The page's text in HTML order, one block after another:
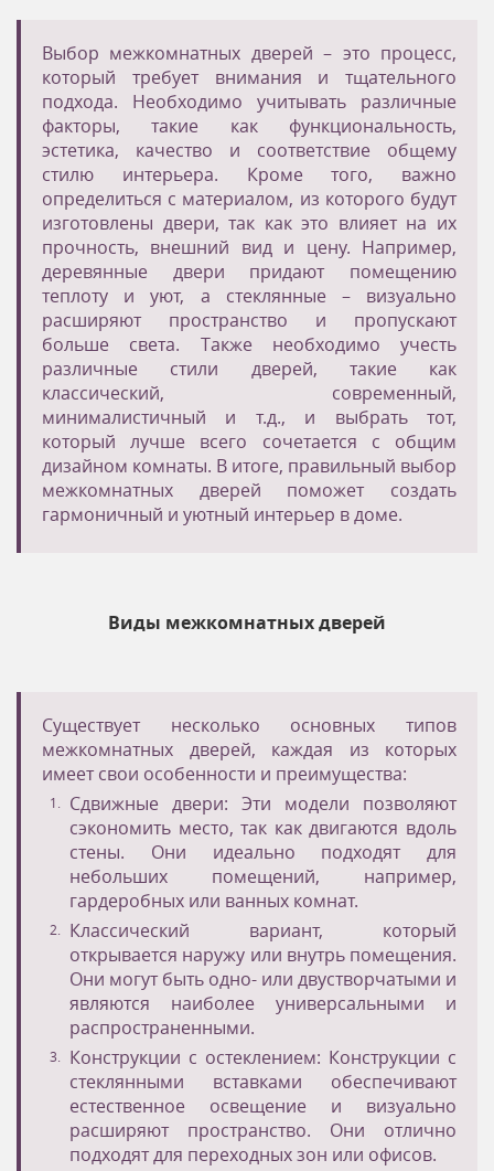
Выбор межкомнатных дверей – это процесс,
который требует внимания и тщательного
подхода. Необходимо учитывать различные
факторы, такие как функциональность,
эстетика, качество и соответствие общему
стилю интерьера. Кроме того, важно
определиться с материалом, из которого будут
изготовлены двери, так как это влияет на их
прочность, внешний вид и цену. Например,
деревянные двери придают помещению
теплоту и уют, а стеклянные – визуально
расширяют пространство и пропускают
больше света. Также необходимо учесть
различные стили дверей, такие как
классический, современный,
минималистичный и т.д., и выбрать тот,
который лучше всего сочетается с общим
дизайном комнаты. В итоге, правильный выбор
межкомнатных дверей поможет создать
гармоничный и уютный интерьер в доме.
Виды межкомнатных дверей
Существует несколько основных типов
межкомнатных дверей, каждая из которых
имеет свои особенности и преимущества:
Сдвижные двери: Эти модели позволяют
сэкономить место, так как двигаются вдоль
стены. Они идеально подходят для
небольших помещений, например,
гардеробных или ванных комнат.
Классический вариант, который
открывается наружу или внутрь помещения.
Они могут быть одно- или двустворчатыми и
являются наиболее универсальными и
распространенными.
Конструкции с остеклением: Конструкции с
стеклянными вставками обеспечивают
естественное освещение и визуально
расширяют пространство. Они отлично
подходят для переходных зон или офисов.